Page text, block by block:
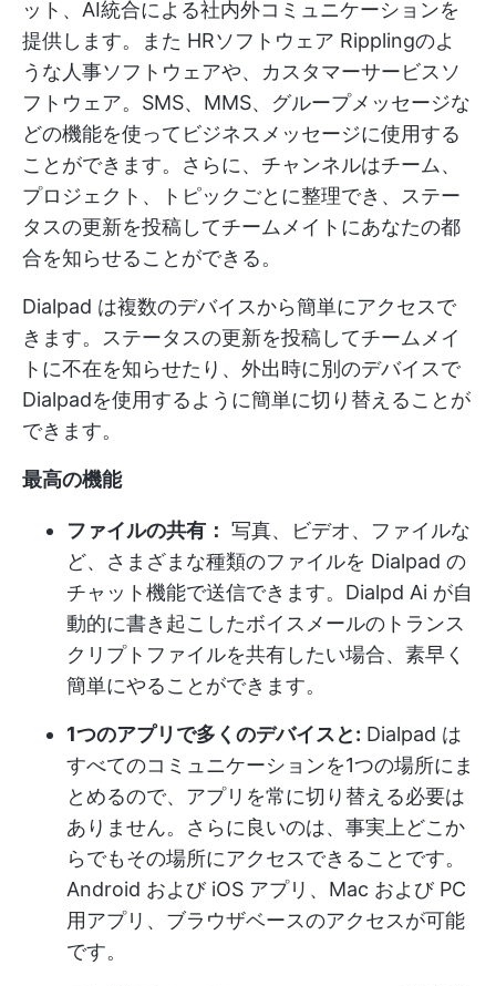
ット、AI統合による社内外コミュニケーションを
提供します。また HRソフトウェア Ripplingのよ
うな人事ソフトウェアや、カスタマーサービスソ
フトウェア。SMS、MMS、グループメッセージな
どの機能を使ってビジネスメッセージに使用する
ことができます。さらに、チャンネルはチーム、
プロジェクト、トピックごとに整理でき、ステー
タスの更新を投稿してチームメイトにあなたの都
合を知らせることができる。
Dialpad は複数のデバイスから簡単にアクセスで
きます。ステータスの更新を投稿してチームメイ
トに不在を知らせたり、外出時に別のデバイスで
Dialpadを使用するように簡単に切り替えることが
できます。
最高の機能
ファイルの共有： 写真、ビデオ、ファイルな
ど、さまざまな種類のファイルを Dialpad の
チャット機能で送信できます。Dialpd Ai が自
動的に書き起こしたボイスメールのトランス
クリプトファイルを共有したい場合、素早く
簡単にやることができます。
1つのアプリで多くのデバイスと: Dialpad は
すべてのコミュニケーションを1つの場所にま
とめるので、アプリを常に切り替える必要は
ありません。さらに良いのは、事実上どこか
らでもその場所にアクセスできることです。
Android および iOS アプリ、Mac および PC
用アプリ、ブラウザベースのアクセスが可能
です。